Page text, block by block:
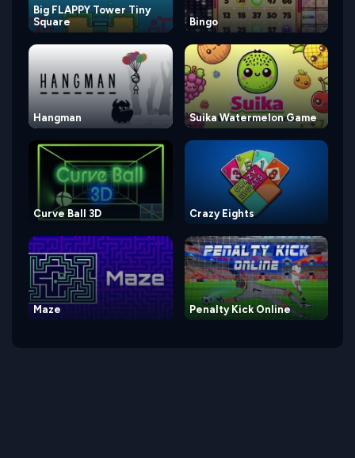
Big FLAPPY Tower Tiny
Square
Bingo
Hangman Suika Watermelon Game
Curve Ball 3D Crazy Eights
Maze Penalty Kick Online